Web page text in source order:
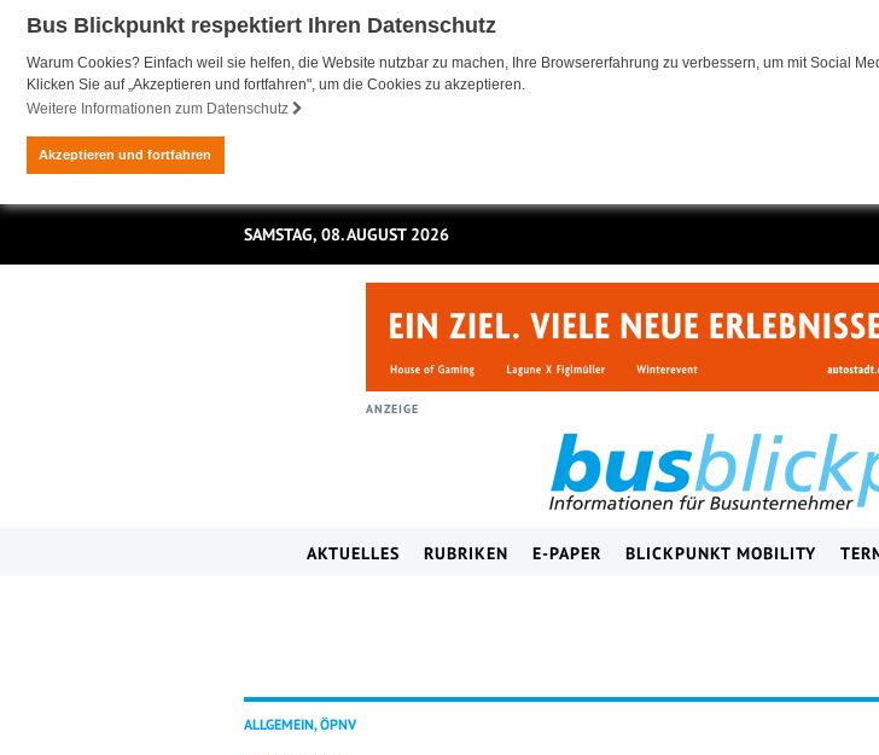
Bus Blickpunkt respektiert Ihren Datenschutz
Warum Cookies? Einfach weil sie helfen, die Website nutzbar zu machen, Ihre Browsererfahrung zu verbessern, um mit Social
Klicken Sie auf „Akzeptieren und fortfahren", um die Cookies zu akzeptieren.
Weitere Informationen zum Datenschutz
Akzeptieren und fortfahren
SAMSTAG, 08. AUGUST 2026
ANZEIGE
AKTUELLES RUBRIKEN E-PAPER BLICKPUNKT MOBILITY
ALLGEMEIN, ÖPNV